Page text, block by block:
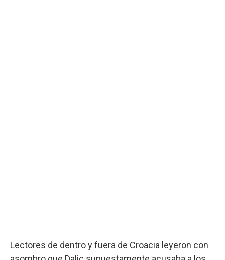
Lectores de dentro y fuera de Croacia leyeron con